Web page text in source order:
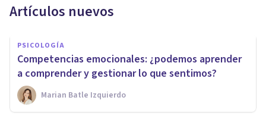
Artículos nuevos
PSICOLOGÍA
Competencias emocionales: ¿podemos aprender
a comprender y gestionar lo que sentimos?
Marian Batle Izquierdo